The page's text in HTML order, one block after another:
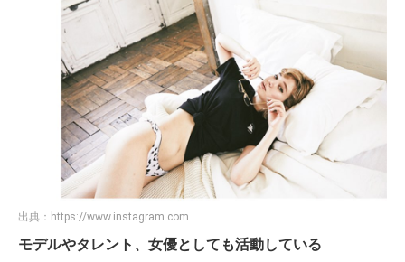
出典： https://www.instagram.com
モデルやタレント、女優としても活動している